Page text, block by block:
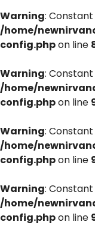
Warning: Constant
/home/
config.phpon line
Warning:
/home/
config.phpon line
Warning: Constant
/home/
config.phpon line
Warning: Constant
/home/
config.phpon line